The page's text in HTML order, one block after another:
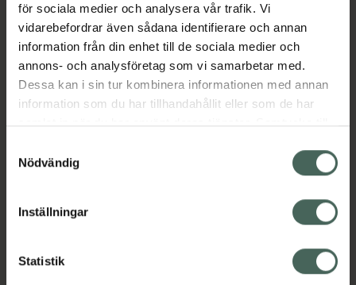
för sociala medier och analysera vår trafik. Vi
vidarebefordrar även sådana identifierare och annan
information från din enhet till de sociala medier och
annons- och analysföretag som vi samarbetar med.
Dessa kan i sin tur kombinera informationen med annan
information som du har tillhandahållit eller som de har
samlat in när du har använt deras tjänster. Samtycke till
återkalla ditt samtycke via webbplatsens
cookieinställningar. Ett återkallat samtycke påverkar inte
lagligheten av behandling som skett innan återkallelsen.
Nödvändig
Inställningar
Statistik
Volufiline 92% + Pal-Isoleucine 1% är ett
koncentrerat ansiktsserum som innehåller
92% Volufiline™ – en välkänd teknologi som
vanligtvis används för att synligt öka hudens
volym och fyllighet.
även 1% palmitoyl-isoleucin – en stödjande
lipoaminosyra som bidrar till att ge volym
ansvariga för ett naturligt fylligt utseende.